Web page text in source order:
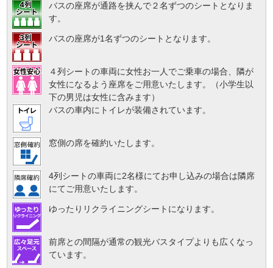
バスの座席が通路を挟んで２名ずつのシートとなりま
す。
バスの座席が1名ずつのシートとなります。
４列シートの車両に女性お一人でご乗車の場合、隣が
女性になるよう座席をご用意いたします。（小学生以
下の男児は女性に含みます）
バスの車内にトイレが装備されています。
窓側の席を確約いたします。
4列シートの車両に2名様にてお申し込みの場合は隣席
にてご用意いたします。
ゆったりリクライニングシートになります。
前席との間隔が通常の観光バスタイプよりも広くなっ
ています。